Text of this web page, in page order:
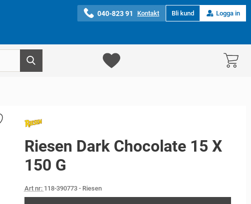
040-823 91 Kontakt Bli kund Logga in
Riesen Dark Chocolate 15 X
150 G
Art nr: 118-390773- Riesen